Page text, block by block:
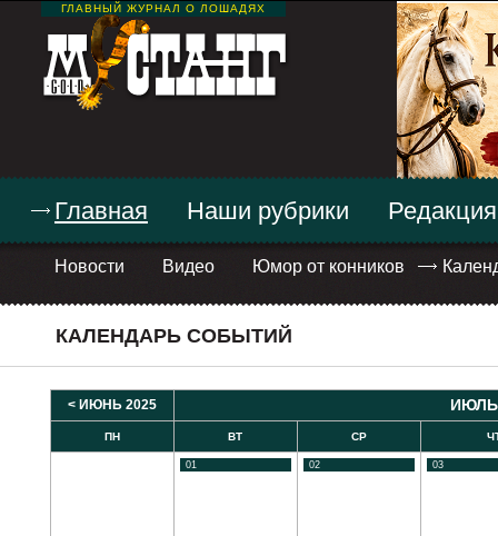
ГЛАВНЫЙ ЖУРНАЛ О ЛОШАДЯХ
Главная
Новости Видео Юмор от конников
Наши рубрики Редакция
КАЛЕНДАРЬ СОБЫТИЙ
< ИЮНЬ 2025 ИЮЛЬ
ПН ВТ СР
01 02 03